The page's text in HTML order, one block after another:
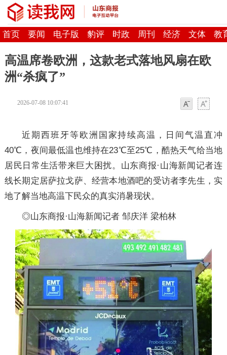
首页 要闻 电子版 豹评 时政 周刊 经济 文体 教
高温席卷欧洲，这款老式落地风扇在欧
洲“杀疯了”
2026-07-08 10:07:41
近期西班牙等欧洲国家持续高温，日间气温直冲
40℃，夜间最低温也维持在23℃至25℃，酷热天气给当地
居民日常生活带来巨大困扰。山东商报·山海新闻记者连
线长期定居萨拉戈萨、经营本地酒吧的受访者李先生，实
地了解当地高温下民众的真实消暑现状。
◎山东商报·山海新闻记者 邹庆洋 梁柏林